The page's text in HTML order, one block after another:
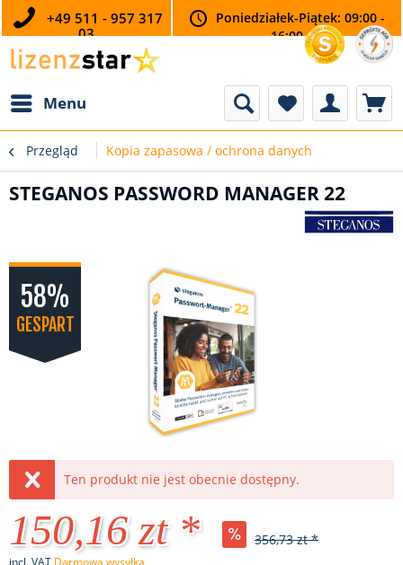
+49 511 - 957 317
03
Poniedziałek-Piątek: 09:00 -
16:00
Menu
Przegląd Kopia zapasowa / ochrona danych
STEGANOS PASSWORD MANAGER 22
58%
GESPART
Ten produkt nie jest obecnie dostępny.
150,16 zt * 356,73 zt *
incl. VAT Darmowa wysyłka